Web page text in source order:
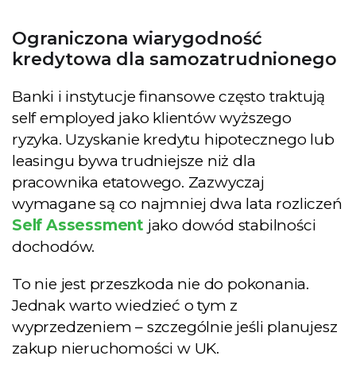
Ograniczona wiarygodność
kredytowa dla samozatrudnionego
Banki i instytucje finansowe często traktują
self employed jako klientów wyższego
ryzyka. Uzyskanie kredytu hipotecznego lub
leasingu bywa trudniejsze niż dla
pracownika etatowego. Zazwyczaj
wymagane są co najmniej dwa lata rozliczeń
Self Assessment jako dowód stabilności
dochodów.
To nie jest przeszkoda nie do pokonania.
Jednak warto wiedzieć o tym z
wyprzedzeniem – szczególnie jeśli planujesz
zakup nieruchomości w UK.